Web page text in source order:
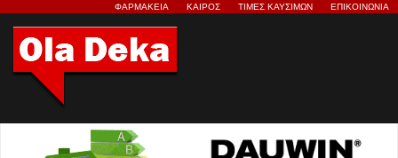
ΦΑΡΜΑΚΕΙΑ ΚΑΙΡΟΣ ΤΙΜΕΣ ΚΑΥΣΙΜΩΝ ΕΠΙΚΟΙΝΩΝΙΑ